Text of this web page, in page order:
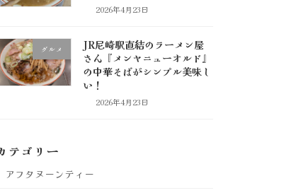
2026年4月23日
グルメ
JR尼崎駅直結のラーメン屋
さん『メンヤニューオルド』
の中華そばがシンプル美味し
い！
2026年4月23日
テゴリー
アフタヌーンティー